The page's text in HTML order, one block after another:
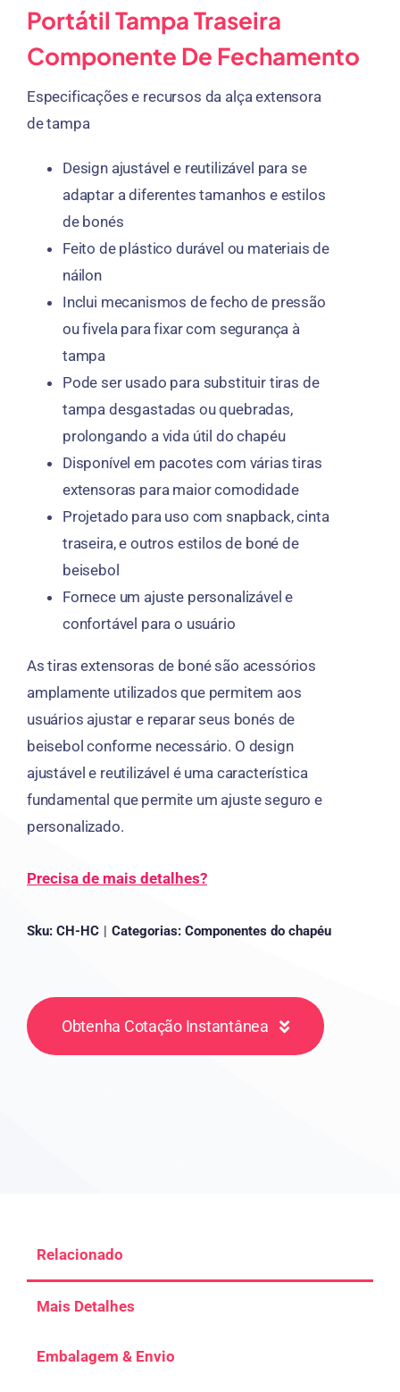
Portátil Tampa Traseira
Componente De Fechamento
Especificações e recursos da alça extensora
de tampa
Design ajustável e reutilizável para se
adaptar a diferentes tamanhos e estilos
de bonés
Feito de plástico durável ou materiais de
náilon
Inclui mecanismos de fecho de pressão
ou fivela para fixar com segurança à
tampa
Pode ser usado para substituir tiras de
tampa desgastadas ou quebradas,
prolongando a vida útil do chapéu
Disponível em pacotes com várias tiras
extensoras para maior comodidade
Projetado para uso com snapback, cinta
traseira, e outros estilos de boné de
beisebol
Fornece um ajuste personalizável e
confortável para o usuário
As tiras extensoras de boné são acessórios
amplamente utilizados que permitem aos
usuários ajustar e reparar seus bonés de
beisebol conforme necessário. O design
ajustável e reutilizável é uma característica
fundamental que permite um ajuste seguro e
personalizado.
Precisa de mais detalhes?
Sku: CH-HC | Categorias: Componentes do chapéu
Obtenha Cotação Instantânea
Relacionado
Mais Detalhes
Embalagem & Envio